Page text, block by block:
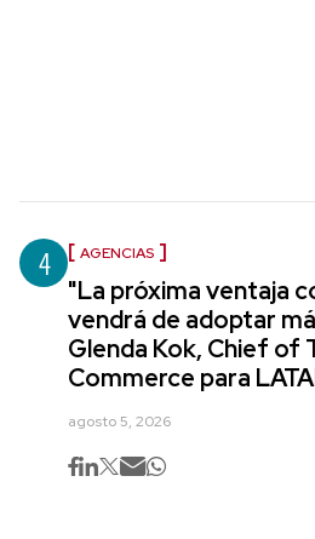
4 AGENCIAS
"La próxima ventaja
vendrá de adoptar
Glenda Kok, Chief of
Commerce para
agosto 5, 2026